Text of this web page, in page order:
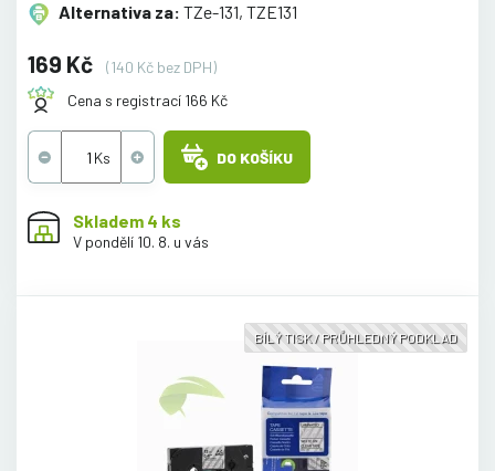
Alternativa za: TZe-131, TZE131
169 Kč
(140 Kč bez DPH)
Cena s registrací 166 Kč
DO KOŠÍKU
Skladem 4 ks
V pondělí 10. 8. u vás
BÍLÝ TISK / PRŮHLEDNÝ PODKLAD